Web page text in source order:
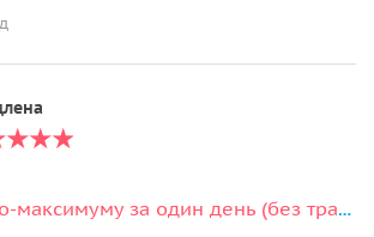
Нуса Пенида по-максимуму за один день (без трансфера из отеля)